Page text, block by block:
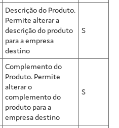
Descrição do Produto.
Permite alterar a
descrição do produto
para a empresa
destino
S
Complemento do
Produto. Permite
alterar o
complemento do
produto para a
empresa destino
S